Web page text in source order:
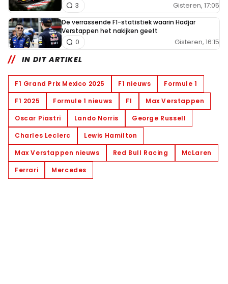
Gisteren, 17:05
3
De verrassende F1-statistiek waarin Hadjar
Verstappen het nakijken geeft
Gisteren, 16:15
0
IN DIT ARTIKEL
F1 Grand Prix Mexico 2025 F1 nieuws
Formule 1
F1 2025
Formule 1 nieuws F1
Max Verstappen
Oscar Piastri
Lando Norris
George Russell
Charles Leclerc
Lewis Hamilton
Max Verstappen nieuws
Red Bull Racing
McLaren
Ferrari
Mercedes